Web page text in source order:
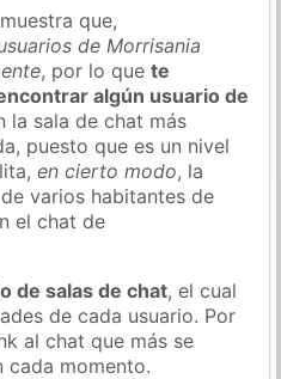
que,
de Morrisania
, por lo quete
algún usuario de
la sala de chat más
puesto que es un nivel
en cierto modo, la
varios habitantes de
el chat de
de salas de chat, el cual
de cada usuario. Por
al chat que más se
cada momento.